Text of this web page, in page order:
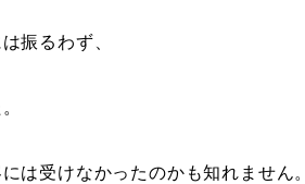
振るわず、
は受けなかったのかも知れません。